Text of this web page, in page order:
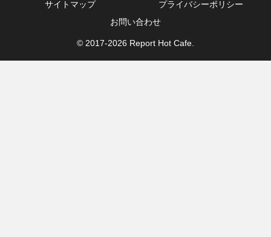
サイトマップ
プライバシーポリシー
お問い合わせ
© 2017-2026 Report Hot Cafe.